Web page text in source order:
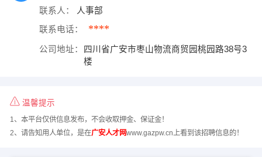
联系人： 人事部
联系电话： ****
公司地址：
四川省广安市枣山物流商贸园桃园路38号3
楼
温馨提示
1、本平台仅供信息发布，不会收取押金、保证金！
2、请告知用人单位，是在广安人才网www.gazpw.cn上看到该招聘信息的！